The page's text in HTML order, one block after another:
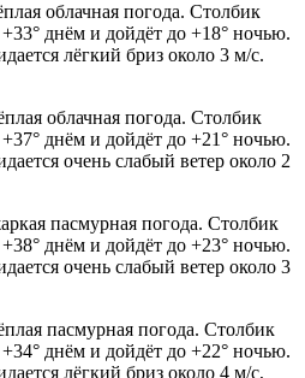
облачная погода. Столбик
днём и дойдёт до +18° ночью.
лёгкий бриз около 3 м/с.
облачная погода. Столбик
днём и дойдёт до +21° ночью.
очень слабый ветер около 2
пасмурная погода. Столбик
днём и дойдёт до +23° ночью.
очень слабый ветер около 3
пасмурная погода. Столбик
днём и дойдёт до +22° ночью.
лёгкий бриз около 4 м/с,